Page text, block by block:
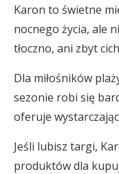
Karon to świetne
nocnego życia, ale
tłoczno, ani zbyt
Dla miłośników
sezonie robi się
oferuje
Jeśli lubisz targi,
produktów dla